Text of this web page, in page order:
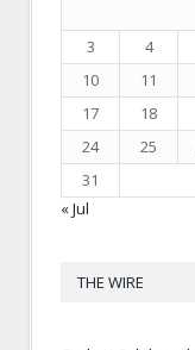
3
4
10
11
17
18
24
25
31
« Jul
THE WIRE